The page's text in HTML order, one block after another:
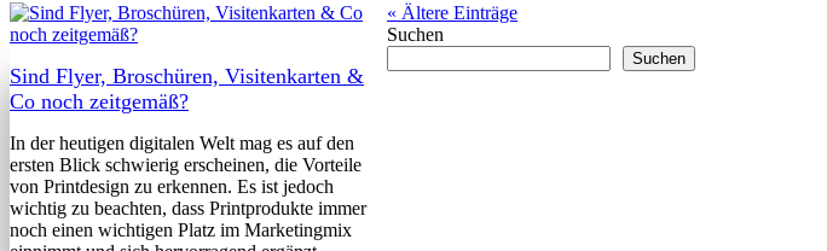
Sind Flyer, Broschüren, Visitenkarten &
Co noch zeitgemäß?
In der heutigen digitalen Welt mag es auf den
ersten Blick schwierig erscheinen, die Vorteile
von Printdesign zu erkennen. Es ist jedoch
wichtig zu beachten, dass Printprodukte immer
noch einen wichtigen Platz im Marketingmix
« Ältere Einträge
Suchen
Suchen